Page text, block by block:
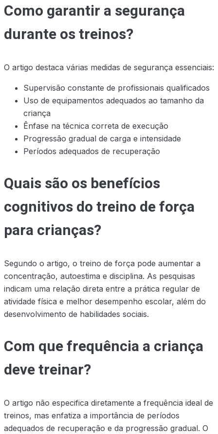
Como garantir a segurança
durante os treinos?
O artigo destaca várias medidas de segurança essenciais:
Supervisão constante de profissionais qualificados
Uso de equipamentos adequados ao tamanho da
criança
Ênfase na técnica correta de execução
Progressão gradual de carga e intensidade
Períodos adequados de recuperação
Quais são os benefícios
cognitivos do treino de força
para crianças?
Segundo o artigo, o treino de força pode aumentar a
concentração, autoestima e disciplina. As pesquisas
indicam uma relação direta entre a prática regular de
atividade física e melhor desempenho escolar, além do
desenvolvimento de habilidades sociais.
Com que frequência a criança
deve treinar?
O artigo não especifica diretamente a frequência ideal de
treinos, mas enfatiza a importância de períodos
adequados de recuperação e da progressão gradual. O